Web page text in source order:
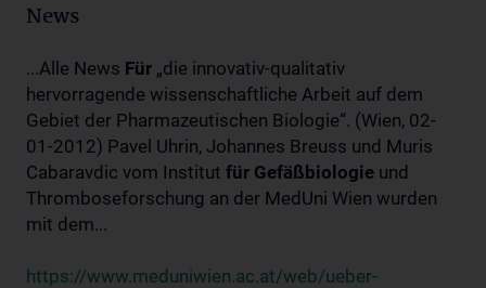
News
...Alle News Für „die innovativ-qualitativ
hervorragende wissenschaftliche Arbeit auf dem
Gebiet der Pharmazeutischen Biologie“. (Wien, 02-
01-2012) Pavel Uhrin, Johannes Breuss und Muris
Cabaravdic vom Institut für Gefäßbiologie und
Thromboseforschung an der MedUni Wien wurden
mit dem...
https://www.meduniwien.ac.at/web/ueber-